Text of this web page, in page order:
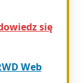
się
Web